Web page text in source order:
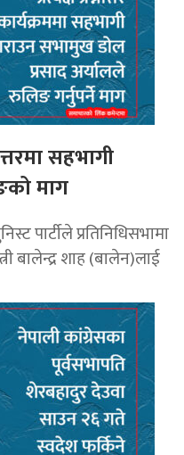
सहभागी
माग
पार्टीले प्रतिनिधिसभामा
बालेन्द्र शाह (बालेन)लाई